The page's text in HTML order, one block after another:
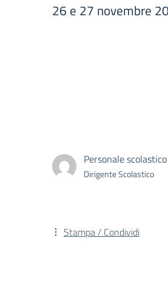
26 e 27 novembre
Personale scolastico
Dirigente Scolastico
Stampa / Condividi